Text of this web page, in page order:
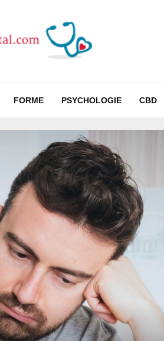
FORME PSYCHOLOGIE CBD